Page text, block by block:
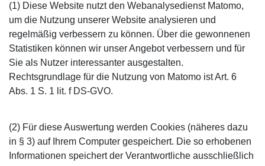
(1) Diese Website nutzt den Webanalysedienst Matomo,
um die Nutzung unserer Website analysieren und
regelmäßig verbessern zu können. Über die gewonnenen
Statistiken können wir unser Angebot verbessern und für
Sie als Nutzer interessanter ausgestalten.
Rechtsgrundlage für die Nutzung von Matomo ist Art. 6
Abs. 1 S. 1 lit. f DS-GVO.
(2) Für diese Auswertung werden Cookies (näheres dazu
in § 3) auf Ihrem Computer gespeichert. Die so erhobenen
Informationen speichert der Verantwortliche ausschließlich